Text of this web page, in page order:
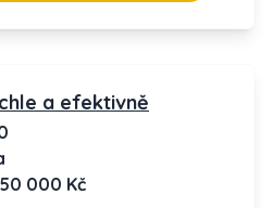
a efektivně
000 Kč